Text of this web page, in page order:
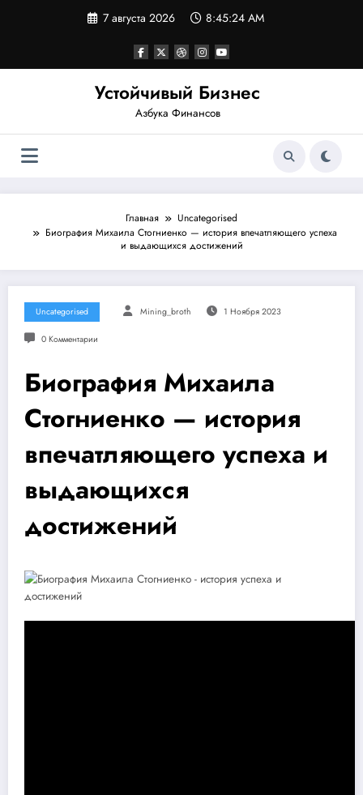
7 августа 2026 8:45:25 AM
Устойчивый Бизнес
Азбука Финансов
Главная
Uncategorised
Биография Михаила Стогниенко — история впечатляющего успеха
и выдающихся достижений
Uncategorised Mining_broth 1 Ноября 2023
0 Комментарии
Биография Михаила
Стогниенко — история
впечатляющего успеха и
выдающихся
достижений